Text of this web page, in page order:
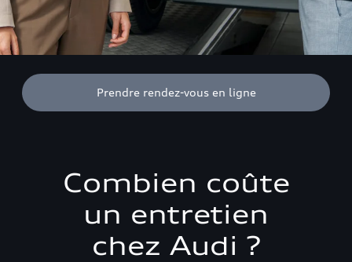
Prendre rendez-vous en ligne
Combien coûte
un entretien
chez Audi ?